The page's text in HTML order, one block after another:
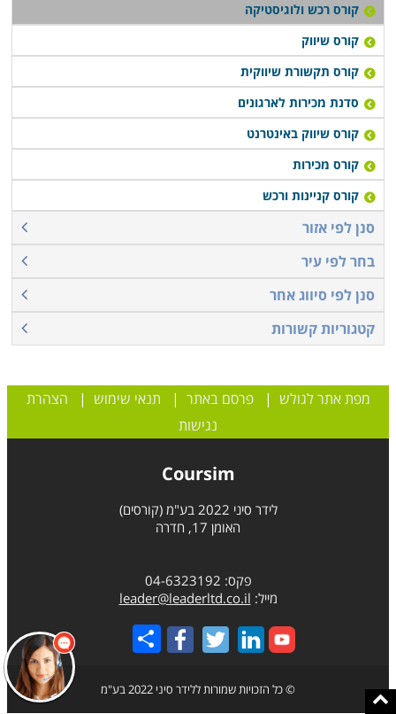
קורס רכש ולוגיסטיקה
קורס שיווק
קורס תקשורת שיווקית
סדנת מכירות לארגונים
קורס שיווק באינטרנט
קורס מכירות
קורס קניינות ורכש
סנן לפי אזור
בחר לפי עיר
סנן לפי סיווג אחר
קטגוריות קשורות
מפת אתר לגולש |פרסם באתר | תנאי שימוש | הצהרת
נגישות
Coursim
לידר סיני 2022 בע"מ (קורסים)
האומן 17, חדרה
פקס: 04-6323192
מייל: leader@leaderltd.co.il
Share
© כל הזכויות שמורות ללידר סיני 2022 בע"מ